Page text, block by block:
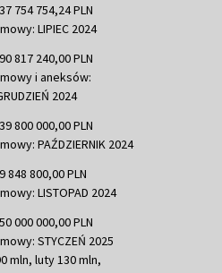
754 754,24 PLN
LIPIEC 2024
817 240,00 PLN
i aneksów:
2024
800 000,00 PLN
PAŹDZIERNIK 2024
800,00 PLN
LISTOPAD 2024
000 000,00 PLN
STYCZEŃ 2025
mln, luty 130 mln,